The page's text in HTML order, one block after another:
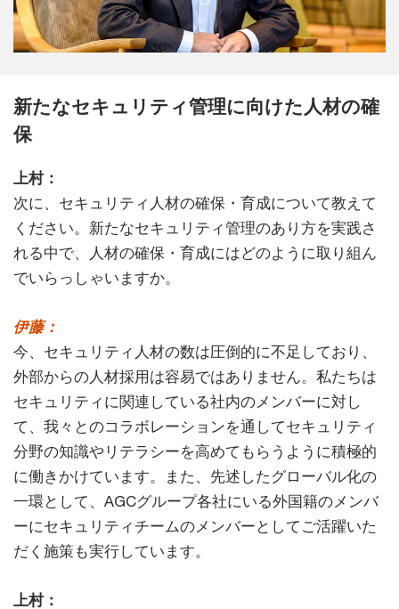
新たなセキュリティ管理に向けた人材の確
保
上村：
次に、セキュリティ人材の確保・育成について教えて
ください。新たなセキュリティ管理のあり方を実践さ
れる中で、人材の確保・育成にはどのように取り組ん
でいらっしゃいますか。
伊藤：
今、セキュリティ人材の数は圧倒的に不足しており、
外部からの人材採用は容易ではありません。私たちは
セキュリティに関連している社内のメンバーに対し
て、我々とのコラボレーションを通してセキュリティ
分野の知識やリテラシーを高めてもらうように積極的
に働きかけています。また、先述したグローバル化の
一環として、AGCグループ各社にいる外国籍のメンバ
ーにセキュリティチームのメンバーとしてご活躍いた
だく施策も実行しています。
上村：